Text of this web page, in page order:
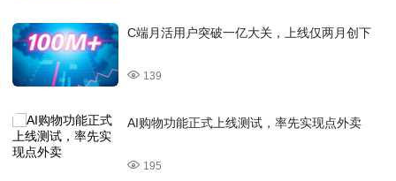
C端月活用户突破一亿大关，上线仅两月创下
139
AI购物功能正式上线测试，率先实现点外卖
195